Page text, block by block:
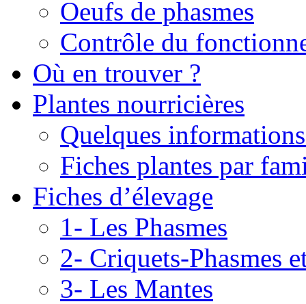
Oeufs de phasmes
Contrôle du
Où en trouver ?
Plantes nourricières
Quelques
Fiches plantes par
Fiches d’élevage
1- Les Phasmes
2- Criquets-Phasmes
3- Les Mantes